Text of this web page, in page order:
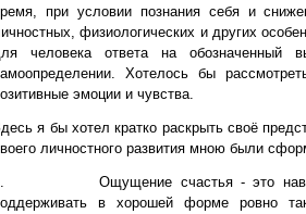
при условии познания себя и
физиологических и других
человека ответа на
Хотелось бы
эмоции и чувства.
я бы хотел кратко раскрыть своё
личностного развития мною были
Ощущение счастья - это навык,
в хорошей форме ровно